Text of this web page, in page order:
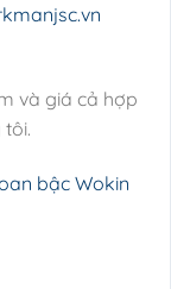
và giá cả hợp
bậc Wokin